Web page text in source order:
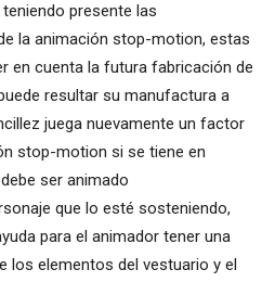
presente las
la animación stop-motion, estas
en cuenta la futura fabricación de
resultar su manufactura a
juega nuevamente un factor
stop-motion si se tiene en
ser animado
que lo esté sosteniendo,
para el animador tener una
los elementos del vestuario y el